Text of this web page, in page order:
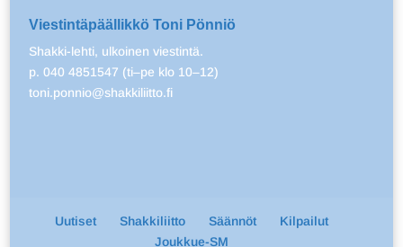
Viestintäpäällikkö Toni Pönniö
Shakki-lehti, ulkoinen viestintä.
p. 040 4851547 (ti–pe klo 10–12)
toni.ponnio@shakkiliitto.fi
Uutiset Shakkiliitto Säännöt
Kilpailut
Joukkue-SM